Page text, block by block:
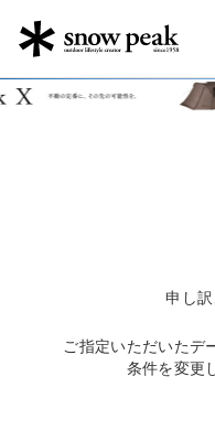
申し訳
ご指定いただいたデ
条件を変更